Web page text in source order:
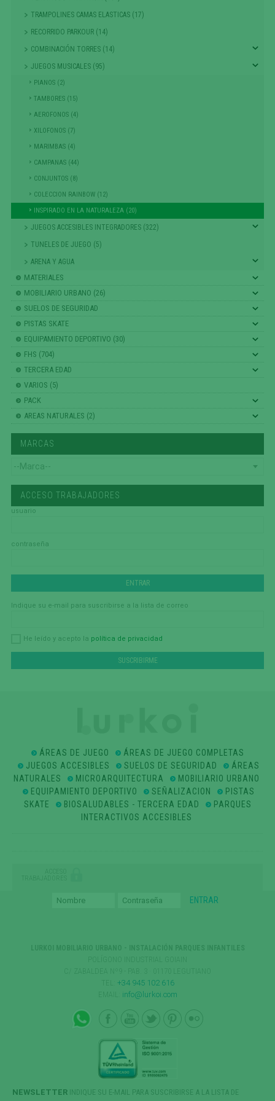
TRAMPOLINES CAMAS ELASTICAS (17)
RECORRIDO PARKOUR (14)
COMBINACIÓN TORRES (14)
JUEGOS MUSICALES (95)
PIANOS (2)
TAMBORES (15)
AEROFONOS (4)
XILOFONOS (7)
MARIMBAS (4)
CAMPANAS (44)
CONJUNTOS (8)
COLECCION RAINBOW (12)
INSPIRADO EN LA NATURALEZA (20)
JUEGOS ACCESIBLES INTEGRADORES (322)
TUNELES DE JUEGO (5)
ARENA Y AGUA
MATERIALES
MOBILIARIO URBANO (26)
SUELOS DE SEGURIDAD
PISTAS SKATE
EQUIPAMIENTO DEPORTIVO (30)
FHS (704)
TERCERA EDAD
VARIOS (5)
PACK
AREAS NATURALES (2)
MARCAS
ACCESO TRABAJADORES
usuario
contraseña
Indique su e-mail para suscribirse a la lista de correo
He leído y acepto la política de privacidad
ÁREAS DE JUEGO
ÁREAS DE JUEGO COMPLETAS
JUEGOS ACCESIBLES
SUELOS DE SEGURIDAD
ÁREAS
NATURALES
MICROARQUITECTURA
MOBILIARIO URBANO
EQUIPAMIENTO DEPORTIVO
SEÑALIZACION
PISTAS
SKATE
BIOSALUDABLES - TERCERA EDAD
PARQUES
INTERACTIVOS ACCESIBLES
ACCESO
TRABAJADORES
+34 945 102 616
info@lurkoi.com
NEWSLETTER INDIQUE SU E-MAIL PARA SUSCRIBIRSE A LA LISTA DE